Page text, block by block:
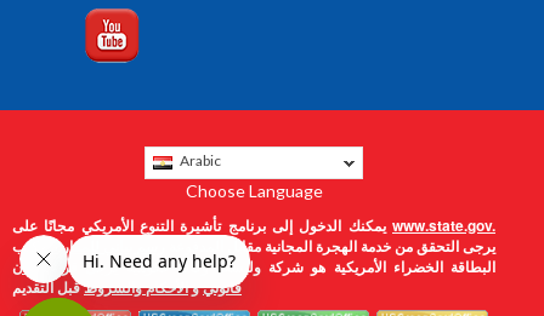
Arabic
Choose Language
يمكنك الدخول إلى برنامج تأشيرة التنوع الأمريكي مجانًا علىwww.state.gov.
يرجى التحقق من خدمة الهجرة المجانية مقابل المدفوعة
رسم بياني للمقارنة
مكتب
البطاقة الخضراء الأمريكية هو شركة وليست وكالة حكومية يرجى قراءة بيان
قانونيوالأحكام والشروطقبل التقديم